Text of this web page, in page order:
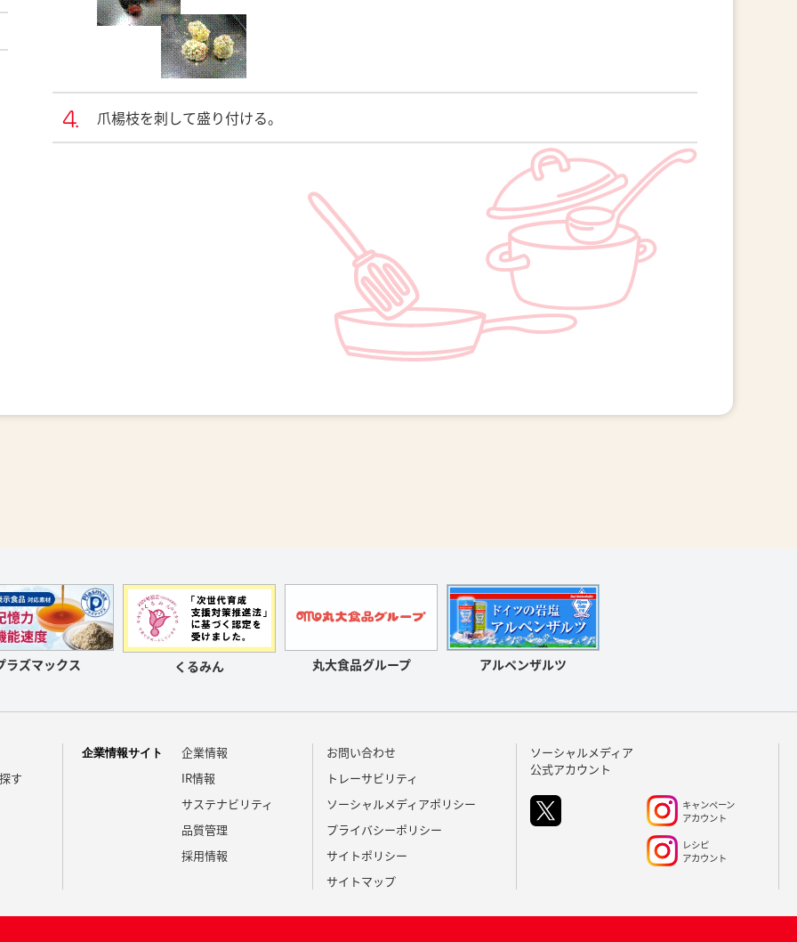
爪楊枝を刺して盛り付ける。
ラズマックス くるみん 丸大食品グループ アルペンザルツ
す
企業情報サイト
企業情報
IR情報
サステナビリティ
品質管理
採用情報
お問い合わせ
トレーサビリティ
ソーシャルメディアポリシー
プライバシーポリシー
サイトポリシー
サイトマップ
ソーシャルメディア
公式アカウント
キャンペーン
アカウント
レシピ
アカウント